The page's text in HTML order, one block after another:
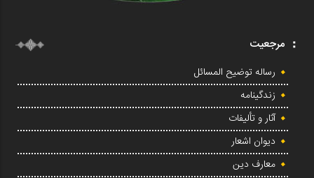
مرجعیت
رساله توضیح المسائل
زندگینامه
آثار و تألیفات
دیوان اشعار
معارف دین